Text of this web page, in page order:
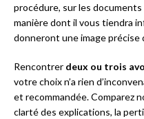
procédure, sur les documents
manière dont il vous tiendra
donneront une image précise
Rencontrer deux ou trois
votre choix n’a rien
et recommandée. Comparez
clarté des explications, la